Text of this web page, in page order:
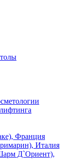
Франция
Италия
Д`Ориент),